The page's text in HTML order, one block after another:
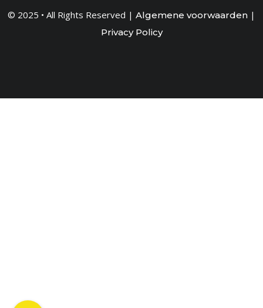
© 2025 • All Rights Reserved | Algemene voorwaarden |
Privacy Policy